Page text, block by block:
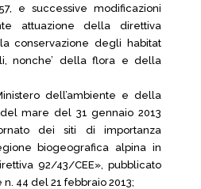
e successive modificazioni
attuazione della direttiva
conservazione degli habitat
nonche’ della flora e della
dell’ambiente e della
mare del 31 gennaio 2013
dei siti di importanza
biogeografica alpina in
92/43/CEE», pubblicato
44 del 21 febbraio 2013;